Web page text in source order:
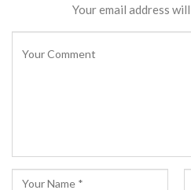
Your email address